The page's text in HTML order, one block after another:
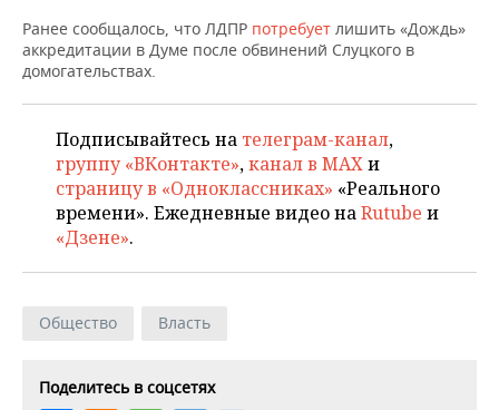
ONLINE-КОНФЕРЕНЦИИ
ХОККЕЙ
ВОЛЕЙБОЛ
КИБЕРСПОРТ
ФИГУРНОЕ КАТАНИЕ
ВОДНЫЕ ВИДЫ СПОРТА
ВЛАСТЬ
ИСТОРИЯ
КУЛЬТУРА
МЕДИЦИНА
ОБРАЗОВАНИЕ
СЮЖЕТЫ
СПИСОК ПЕРСОН
СПИСОК КОМПАНИЙ
ПОЛНАЯ ВЕРСИЯ
Ранее сообщалось, что ЛДПР потребует лишить «Дождь»
аккредитации в Думе после обвинений Слуцкого в
домогательствах.
Подписывайтесь на телеграм-канал,
группу «ВКонтакте»,канал в MAXи
страницу в «Одноклассниках» «Реального
времени». Ежедневные видео наRutube и
«Дзене».
Общество Власть
Поделитесь в соцсетях